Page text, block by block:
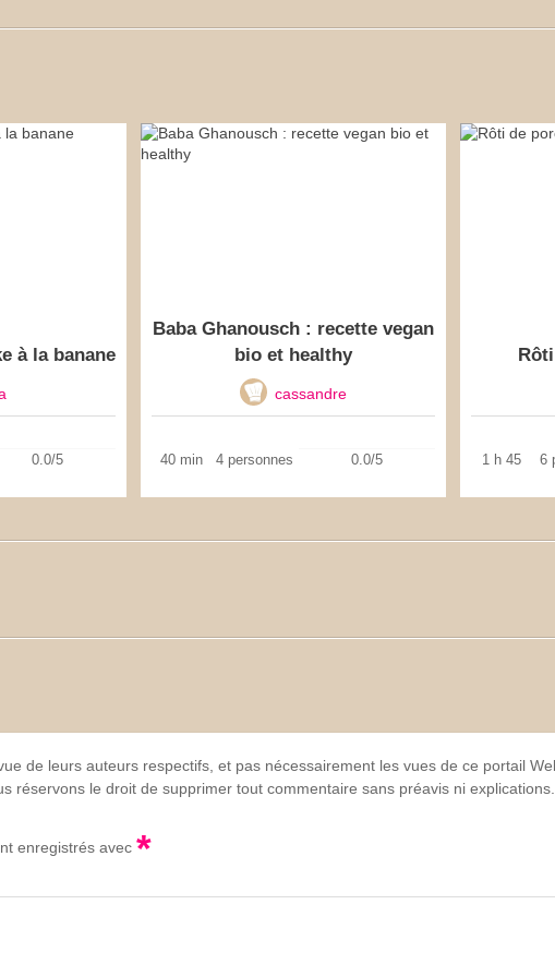
à la banane
0.0/5
Baba Ghanousch : recette vegan
bio et healthy
cassandre
40 min 4 personnes 0.0/5 1 h 45 6
de leurs auteurs respectifs, et pas nécessairement les vues de ce portail
le droit de supprimer tout commentaire sans préavis ni explications.
enregistrés avec *